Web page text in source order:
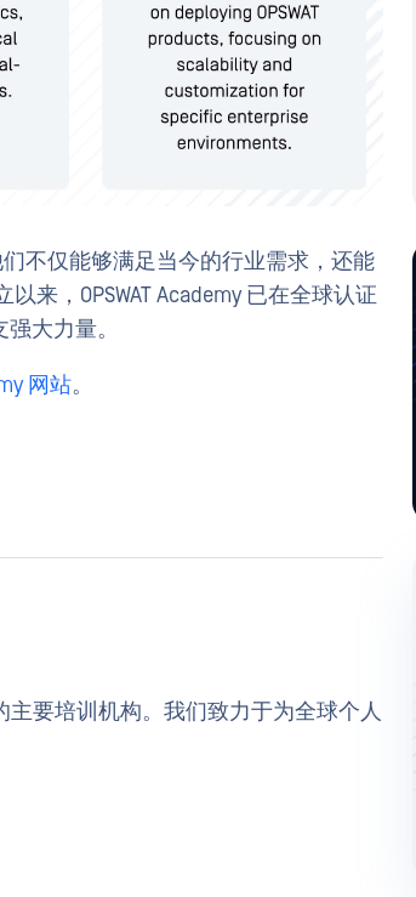
们不仅能够满足当今的行业需求，还能
来，OPSWAT Academy 已在全球认证
大力量。
网站。
主要培训机构。我们致力于为全球个人